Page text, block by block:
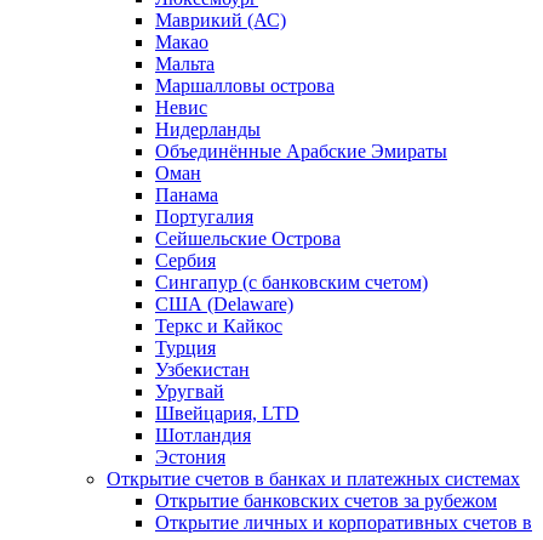
Маврикий (АС)
Макао
Мальта
Маршалловы острова
Нeвис
Нидерланды
Объединённые Арабские Эмираты
Оман
Панама
Португалия
Сейшельские Острова
Сербия
Сингапур (c банковским счетом)
США (Delaware)
Теркс и Кайкос
Турция
Узбекистан
Уругвай
Швейцария, LTD
Шотландия
Эстония
Открытие счетов в банках и платежных системах
Открытие банковских счетов за рубежом
Открытие личных и корпоративных счетов в